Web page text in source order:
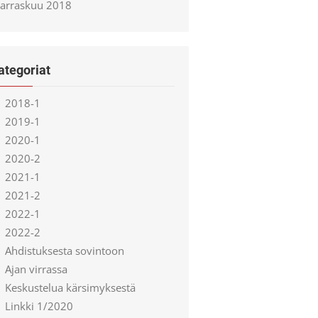
2018
2018-1
2019-1
2020-1
2020-2
2021-1
2021-2
2022-1
2022-2
Ahdistuksesta sovintoon
Ajan virrassa
Keskustelua kärsimyksestä
Linkki 1/2020